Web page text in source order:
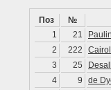
Поз №
1
21
2
222
3
25
4
9 de